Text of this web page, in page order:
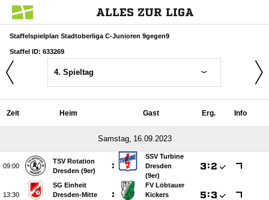
ALLES ZUR LIGA
Staffelspielplan Stadtoberliga C-Junioren 9gegen9
Staffel ID: 633269
4. Spieltag
Zeit Heim Gast Erg. Info
 

TSV Rotation
Dresden (9er)
:
SSV Turbine
Dresden
(9er)
:

SG Einheit
Dresden-Mitte
:
FV Löbtauer
Kickers
: